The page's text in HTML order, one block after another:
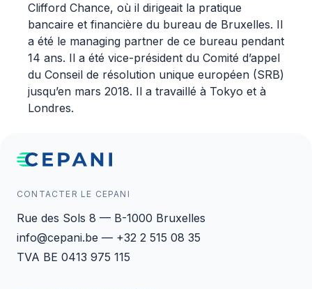
Clifford Chance, où il dirigeait la pratique
bancaire et financière du bureau de Bruxelles. Il
a été le managing partner de ce bureau pendant
14 ans. Il a été vice-président du Comité d’appel
du Conseil de résolution unique européen (SRB)
jusqu’en mars 2018. Il a travaillé à Tokyo et à
Londres.
CONTACTER LE CEPANI
Rue des Sols 8 — B-1000 Bruxelles
info@cepani.be — +32 2 515 08 35
TVA BE 0413 975 115